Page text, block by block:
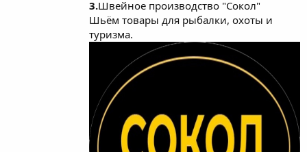
3.Швейное производство "Сокол"
Шьём товары для рыбалки, охоты и
туризма.